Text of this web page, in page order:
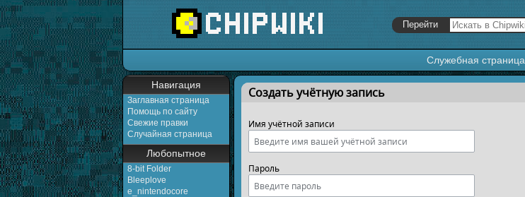
Служебная страница
Навигация
Заглавная страница
Помощь по сайту
Свежие правки
Случайная страница
Любопытное
8-bit Folder
Bleeplove
e_nintendocore
Перейти к:навигация,поиск
Создать учётную запись
Имя учётной записи
Пароль